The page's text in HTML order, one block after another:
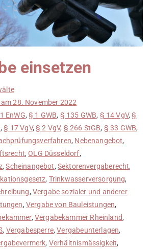
einsetzen
am28. November 2022
EnWG,§ 1 GWB, § 135 GWB, § 14 VgV,§
,§ 17 VgV,§ 2 VgV, § 266 StGB, § 33 GWB,
, Nebenangebot,
,OLG Düsseldorf,
,Scheinangebot, Sektorenvergaberecht,
, Trinkwasserversorgung,
, Vergabe sozialer und anderer
, Vergabe von Bauleistungen,
, Vergabekammer Rheinland,
, Vergabesperre,Vergabeunterlagen,
, Verhältnismässigkeit,